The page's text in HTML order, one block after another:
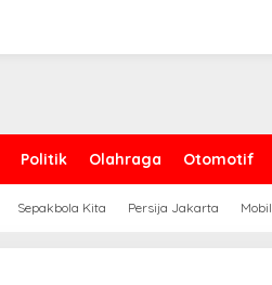
Politik Olahraga Otomotif
Sepakbola Kita Persija Jakarta Mobil